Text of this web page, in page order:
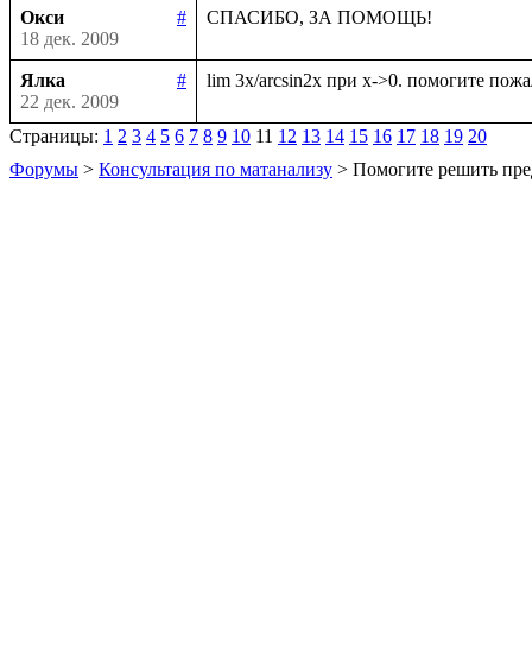
Окси
#
18 дек. 2009
Ялка
#
22 дек. 2009
Страницы: 1 2 3 4 5 6 7 8 9 10 11 12 13 14 15 16 17 18 19 20
Форумы > Консультация по матанализу > Помогите решить